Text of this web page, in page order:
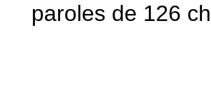
paroles de 126